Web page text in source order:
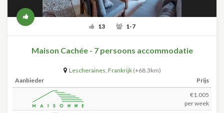
13 1-7
Maison Cachée - 7 persoons accommodatie
Lescheraines, Frankrijk (+68.3km)
Aanbieder
Prijs
€1.005
per week